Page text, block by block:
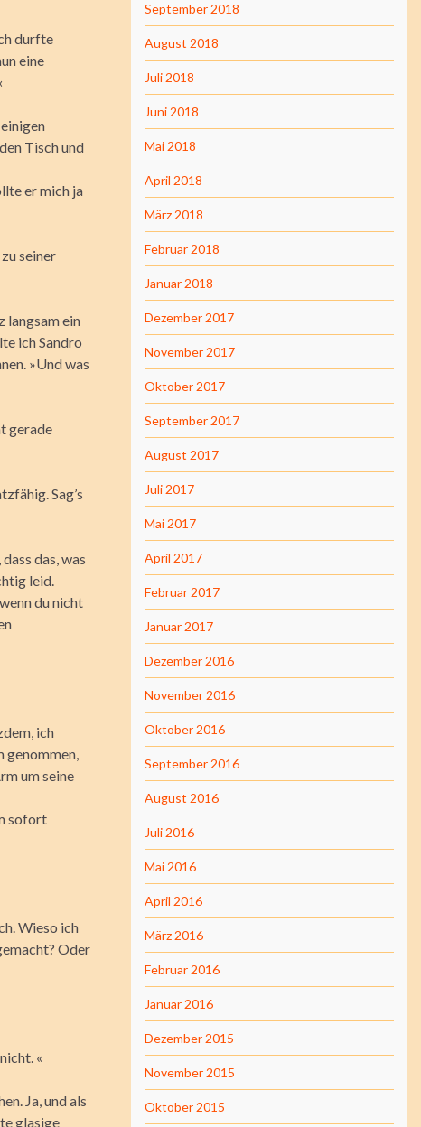
durfte
eine
Tisch und
er mich ja
seiner
langsam ein
ich Sandro
»Und was
gerade
Sag’s
das, was
leid.
du nicht
ich
genommen,
um seine
sofort
Wieso ich
Oder
«
Ja, und als
glasige
September 2018
August 2018
Juli 2018
Juni 2018
Mai 2018
April 2018
März 2018
Februar 2018
Januar 2018
Dezember 2017
November 2017
Oktober 2017
September 2017
August 2017
Juli 2017
Mai 2017
April 2017
Februar 2017
Januar 2017
Dezember 2016
November 2016
Oktober 2016
September 2016
August 2016
Juli 2016
Mai 2016
April 2016
März 2016
Februar 2016
Januar 2016
Dezember 2015
November 2015
Oktober 2015